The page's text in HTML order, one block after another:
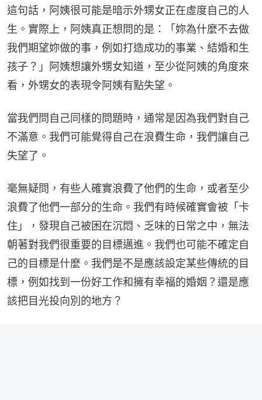
這句話，阿姨很可能是暗示外甥女正在虛度自己的人
生。實際上，阿姨真正想問的是：「妳為什麼不去做
我們期望妳做的事，例如打造成功的事業、結婚和生
孩子？」阿姨想讓外甥女知道，至少從阿姨的角度來
看，外甥女的表現令阿姨有點失望。
當我們問自己同樣的問題時，通常是因為我們對自己
不滿意。我們可能覺得自己在浪費生命，我們讓自己
失望了。
毫無疑問，有些人確實浪費了他們的生命，或者至少
浪費了他們一部分的生命。我們有時候確實會被「卡
住」，發現自己被困在沉悶、乏味的日常之中，無法
朝著對我們很重要的目標邁進。我們也可能不確定自
己的目標是什麼。我們是不是應該設定某些傳統的目
標，例如找到一份好工作和擁有幸福的婚姻？還是應
該把目光投向別的地方？